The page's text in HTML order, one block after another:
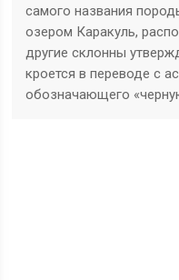
самого названия
озером Каракуль,
другие склонны
кроется в переводе с
обозначающего